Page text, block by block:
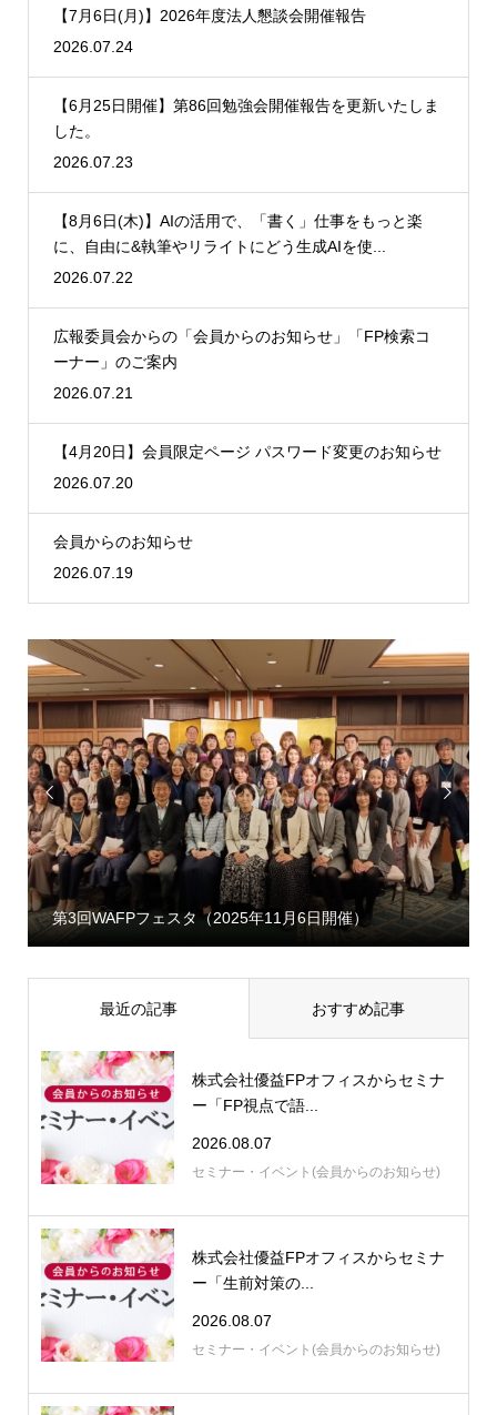
【7月6日(月)】2026年度法人懇談会開催報告
2026.07.24
【6月25日開催】第86回勉強会開催報告を更新いたしま
した。
2026.07.23
【8月6日(木)】AIの活用で、「書く」仕事をもっと楽
に、自由に&執筆やリライトにどう生成AIを使...
2026.07.22
広報委員会からの「会員からのお知らせ」「FP検索コ
ーナー」のご案内
2026.07.21
【4月20日】会員限定ページ パスワード変更のお知らせ
2026.07.20
会員からのお知らせ
2026.07.19

第3回WAFPフェスタ（2025年11月6日開催）

最近の記事 おすすめ記事
株式会社優益FPオフィスからセミナ
ー「FP視点で語...
2026.08.07
セミナー・イベント(会員からのお知らせ)
株式会社優益FPオフィスからセミナ
ー「生前対策の...
2026.08.07
セミナー・イベント(会員からのお知らせ)